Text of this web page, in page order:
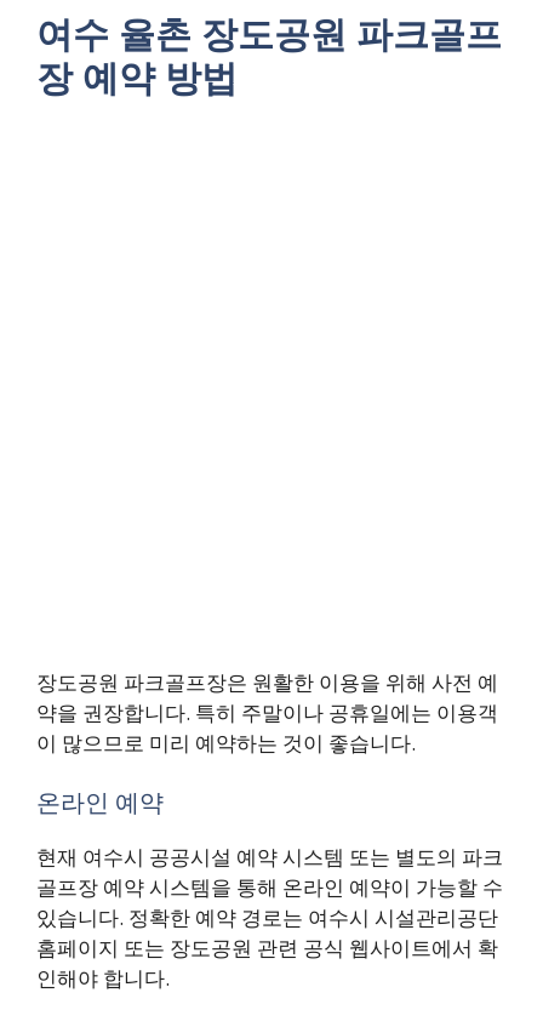
여수 율촌 장도공원 파크골프
장 예약 방법
장도공원 파크골프장은 원활한 이용을 위해 사전 예
약을 권장합니다. 특히 주말이나 공휴일에는 이용객
이 많으므로 미리 예약하는 것이 좋습니다.
온라인 예약
현재 여수시 공공시설 예약 시스템 또는 별도의 파크
골프장 예약 시스템을 통해 온라인 예약이 가능할 수
있습니다. 정확한 예약 경로는 여수시 시설관리공단
홈페이지 또는 장도공원 관련 공식 웹사이트에서 확
인해야 합니다.